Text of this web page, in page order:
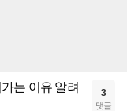
는 이유 알려
3
댓글